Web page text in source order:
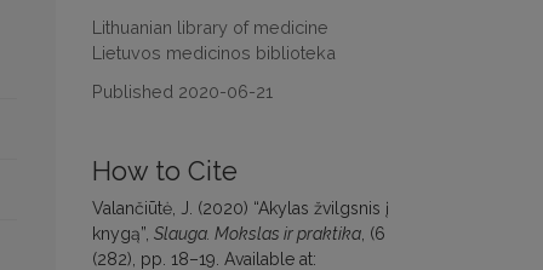
Lithuanian library of medicine
Lietuvos medicinos biblioteka
Published 2020-06-21
How to Cite
Valančiūtė, J. (2020) “Akylas žvilgsnis į
knygą”, Slauga. Mokslas ir praktika , (6
(282), pp. 18–19. Available at: